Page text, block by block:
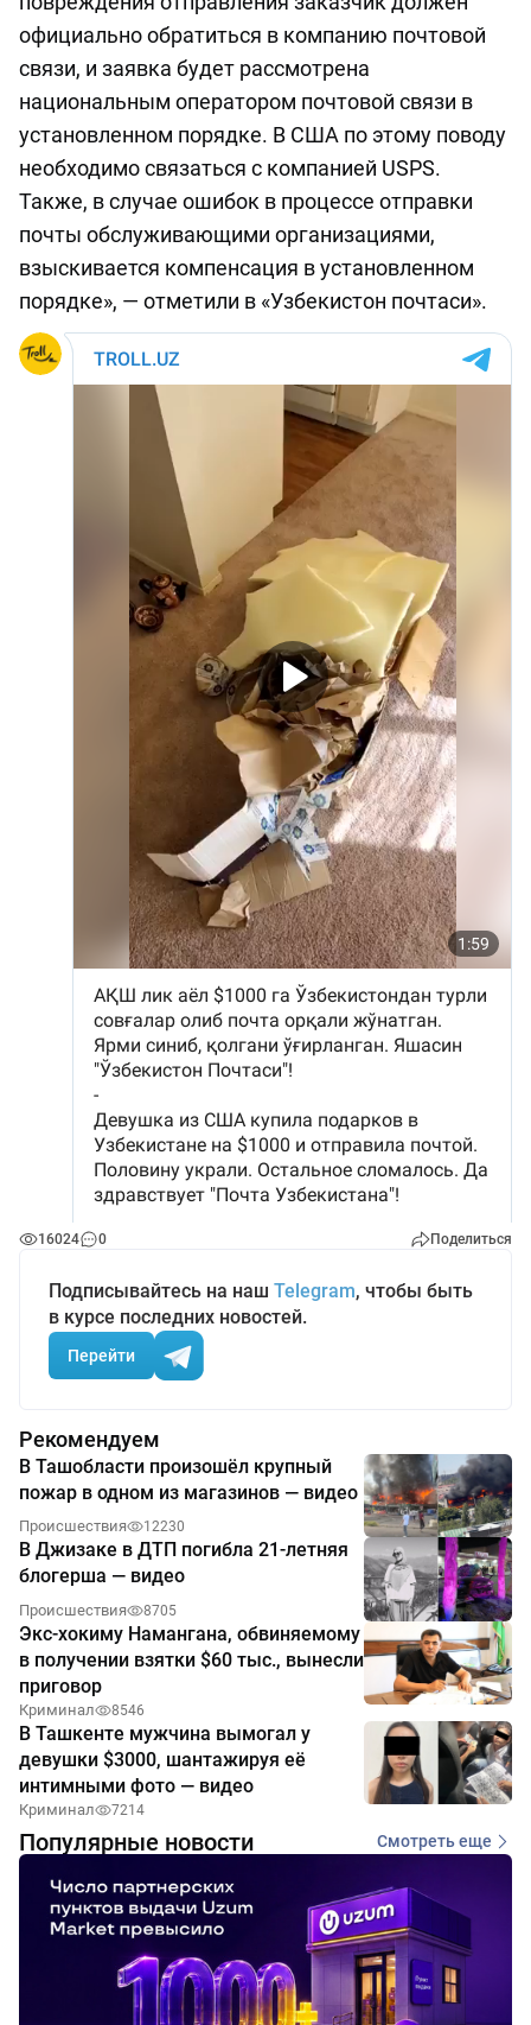
официально обратиться в компанию почтовой
связи, и заявка будет рассмотрена
национальным оператором почтовой связи в
установленном порядке. В США по этому поводу
необходимо связаться с компанией USPS.
Также, в случае ошибок в процессе отправки
почты обслуживающими организациями,
взыскивается компенсация в установленном
порядке», — отметили в «Узбекистон почтаси».
16024 0 Поделиться
Подписывайтесь на наш Telegram, чтобы быть
в курсе последних новостей.
Перейти
Рекомендуем
В Ташобласти произошёл крупный
пожар в одном из магазинов — видео
Происшествия 12230
В Джизаке в ДТП погибла 21-летняя
блогерша — видео
Происшествия 8705
Экс-хокиму Намангана, обвиняемому
в получении взятки $60 тыс., вынесли
приговор
Криминал 8546
В Ташкенте мужчина вымогал у
девушки $3000, шантажируя её
интимными фото — видео
Криминал 7214
Популярные новости Смотреть еще